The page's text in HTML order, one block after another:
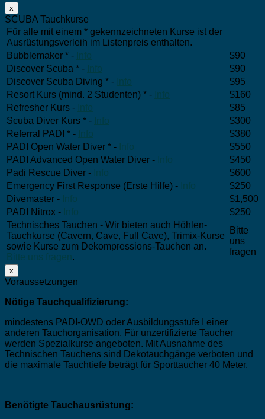
x
SCUBA Tauchkurse
Für alle mit einem * gekennzeichneten Kurse ist der
Ausrüstungsverleih im Listenpreis enthalten.
Bubblemaker * - Info
$90
Discover Scuba * - Info
$90
Discover Scuba Diving * - Info
$95
Resort Kurs (mind. 2 Studenten) * - Info
$160
Refresher Kurs - Info
$85
Scuba Diver Kurs * - Info
$300
Referral PADI * - Info
$380
PADI Open Water Diver * - Info
$550
PADI Advanced Open Water Diver - Info
$450
Padi Rescue Diver - Info
$600
Emergency First Response (Erste Hilfe) - Info
$250
Divemaster - Info
$1,500
PADI Nitrox - Info
$250
Technisches Tauchen - Wir bieten auch Höhlen-
Tauchkurse (Cavern, Cave, Full Cave), Trimix-Kurse
sowie Kurse zum Dekompressions-Tauchen an.
Bitte uns fragen.
Bitte
uns
fragen
x
Voraussetzungen
Nötige Tauchqualifizierung:
mindestens PADI-OWD oder Ausbildungsstufe I einer
anderen Tauchorganisation. Für unzertifizierte Taucher
werden Spezialkurse angeboten. Mit Ausnahme des
Technischen Tauchens sind Dekotauchgänge verboten und
die maximale Tauchtiefe beträgt für Sporttaucher 40 Meter.
Benötigte Tauchausrüstung: